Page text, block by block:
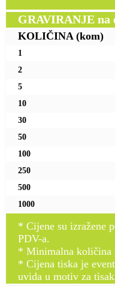
GRAVIRANJE
KOLIČINA (kom)
1
2
5
10
30
50
100
250
500
1000
* Cijene su izražene
PDV-a.
* Minimalna količina
* Cijena tiska je
uvida u motiv za